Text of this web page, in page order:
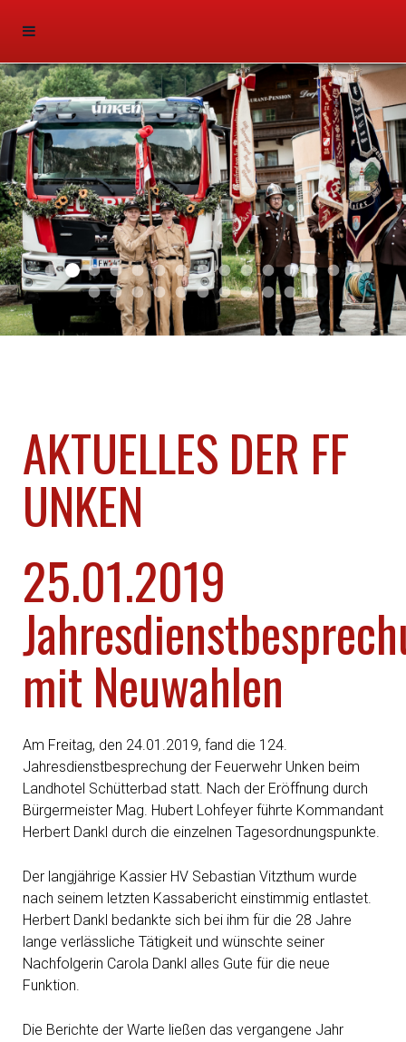
Aktuell 046
Aktuell 047
Aktuell 045
Aktuell 044
Aktuell 041
Aktuell 042
Aktuell 040
Aktuell 039
Aktuell 038
Aktuell 035
Aktuell 031
Aktuell 032
Aktuell 033
Aktuell 029
Aktuell
Aktuell 026
Aktuell 024
Aktuell 023
Flohmarkt 001
Aktuell 020
Aktuell 018
Aktuell 017
Aktuell 011
Aktuell 012
Aktuell 010
Auto 008
AKTUELLES DER FF
UNKEN
25.01.2019
mit Neuwahlen
Am Freitag, den 24.01.2019, fand die 124.
Jahresdienstbesprechung der Feuerwehr Unken beim
Landhotel Schütterbad statt. Nach der Eröffnung durch
Bürgermeister Mag. Hubert Lohfeyer führte Kommandant
Herbert Dankl durch die einzelnen Tagesordnungspunkte.
Der langjährige Kassier HV Sebastian Vitzthum wurde
nach seinem letzten Kassabericht einstimmig entlastet.
Herbert Dankl bedankte sich bei ihm für die 28 Jahre
lange verlässliche Tätigkeit und wünschte seiner
Nachfolgerin Carola Dankl alles Gute für die neue
Funktion.
Die Berichte der Warte ließen das vergangene Jahr